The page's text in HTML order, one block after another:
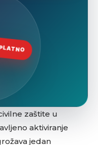
zaštite u
aktiviranje
jedan